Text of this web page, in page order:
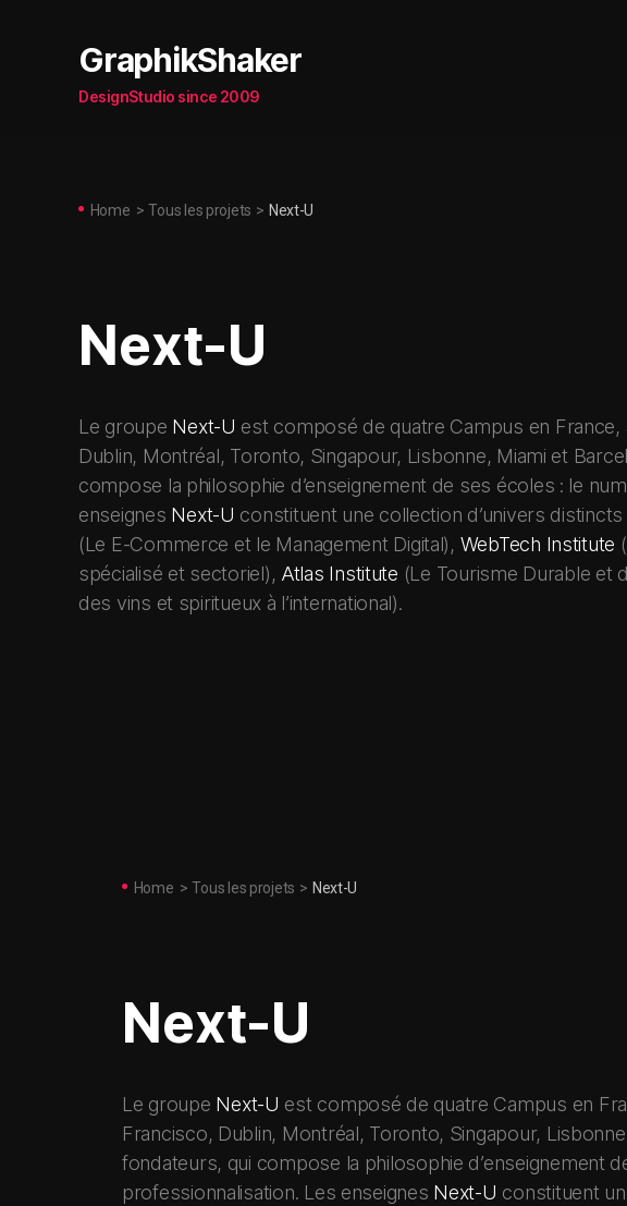
GraphikShaker
DesignStudio since 2009
Home > Tous les projets > Next-U
Next-U
Le groupe Next-U est composé de quatre Campus en France,
Dublin, Montréal, Toronto, Singapour, Lisbonne, Miami et
compose la philosophie d’enseignement de ses écoles : le
enseignes Next-U constituent une collection d’univers
(Le E-Commerce et le Management Digital), WebTech Institute
spécialisé et sectoriel), Atlas Institute (Le Tourisme Durable et
des vins et spiritueux à l’international).
Home > Tous les projets > Next-U
Next-U
Le groupe Next-U est composé de quatre Campus en
Francisco, Dublin, Montréal, Toronto, Singapour,
fondateurs, qui compose la philosophie d’enseignement
professionnalisation. Les enseignes Next-U constituent